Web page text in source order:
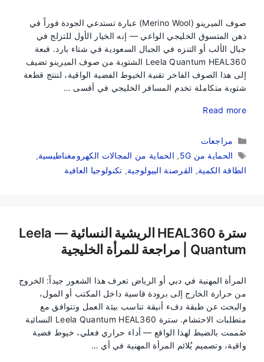
صوف الميرينو (Merino Wool) عبارة تستدعي الجودة فوراً في
ذهن المتسوق الخليجي الواعي — إنه الخيار الأول للتزلج في
جبال الألب أو التنزه في الجبال السعودية في شتاء بارد. قبعة
Leela Quantum HEAL360 الشتوية من صوف الميرينو تضيف
إلى هذا الصوف الفاخر تقنية الخيوط الفضية الواقية، لتنتج قطعة
شتوية متكاملة تخدم المسافر الخليجي في أقسى …
Read more
التصنيفات
مراجعات
الوسوم
الحماية من 5G , الحماية من المجالات الكهرومغناطيسية,
الطاقة الكمية, القرصنة البيولوجية, تكنولوجيا العافية
سترة HEAL360 الريشية النسائية — Leela
Quantum | مراجعة للمرأة الخليجية
المرأة المهنية في دبي أو الرياض تعرف هذا الشعور جيداً: الخروج
من حرارة الخارج إلى برودة قاسية داخل المكتب أو المول،
والبحث عن طبقة دفء أنيقة تناسب بيئة العمل وتتوافق مع
متطلبات الاحتشام. سترة Leela Quantum HEAL360 النسائية
صُممت بالضبط لهذا الواقع — أداء حراري فعلي، خيوط فضية
واقية، وتصميم يُلائم المرأة المهنية في أي …